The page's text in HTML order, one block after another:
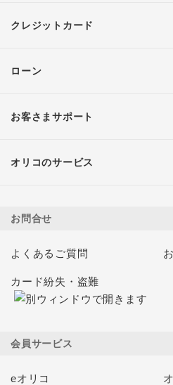
クレジットカード
ローン
お客さまサポート
オリコのサービス
お問合せ
よくあるご質問
カード紛失・盗難
会員サービス
eオリコ